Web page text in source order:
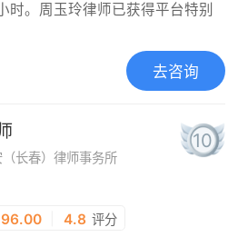
时。周玉玲律师已获得平台特别
去咨询
长春）律师事务所
10
96.00 4.8 评分